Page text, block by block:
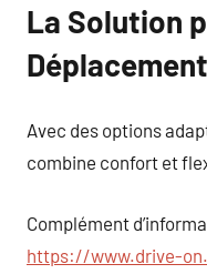
La Solution
Avec des options
combine confort et
Complément
https://www.drive-